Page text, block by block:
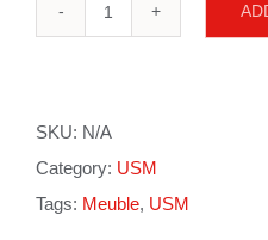
quantity
SKU: N/A
Category: USM
Tags: Meuble, USM